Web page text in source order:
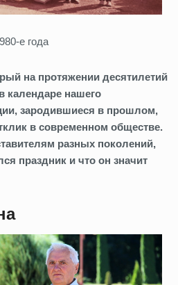
е года
на протяжении десятилетий
календаре нашего
зародившиеся в прошлом,
в современном обществе.
разных поколений,
праздник и что он значит